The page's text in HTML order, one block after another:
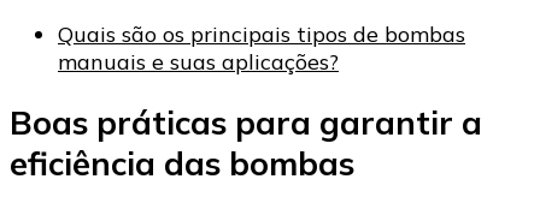
Quais são os principais tipos de bombas
manuais e suas aplicações?
Boas práticas para garantir a
eficiência das bombas